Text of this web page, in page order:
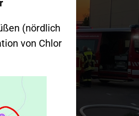
(nördlich
von Chlor